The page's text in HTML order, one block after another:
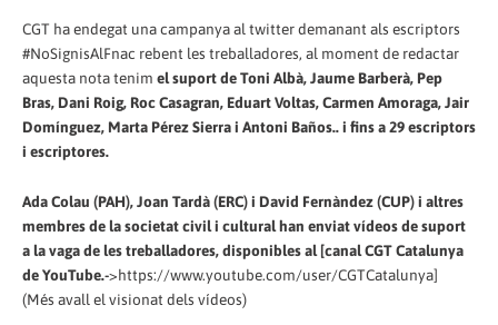
CGT ha endegat una campanya al twitter demanant als escriptors
#NoSignisAlFnac rebent les treballadores, al moment de redactar
aquesta nota tenim el suport de Toni Albà, Jaume Barberà, Pep
Bras, Dani Roig, Roc Casagran, Eduart Voltas, Carmen Amoraga, Jair
Domínguez, Marta Pérez Sierra i Antoni Baños.. i fins a 29 escriptors
i escriptores.
Ada Colau (PAH), Joan Tardà (ERC) i David Fernàndez (CUP) i altres
membres de la societat civil i cultural han enviat vídeos de suport
a la vaga de les treballadores, disponibles al [canal CGT Catalunya
de YouTube.->https://www.youtube.com/user/CGTCatalunya]
(Més avall el visionat dels vídeos)